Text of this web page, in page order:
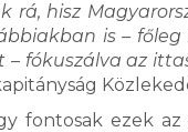
rá, hisz
is –
fókuszálva az
fontosak ezek